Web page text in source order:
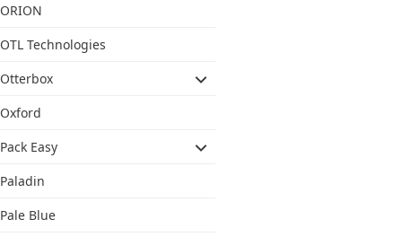
ORION
OTL Technologies
Otterbox
Oxford
Pack Easy
Paladin
Pale Blue